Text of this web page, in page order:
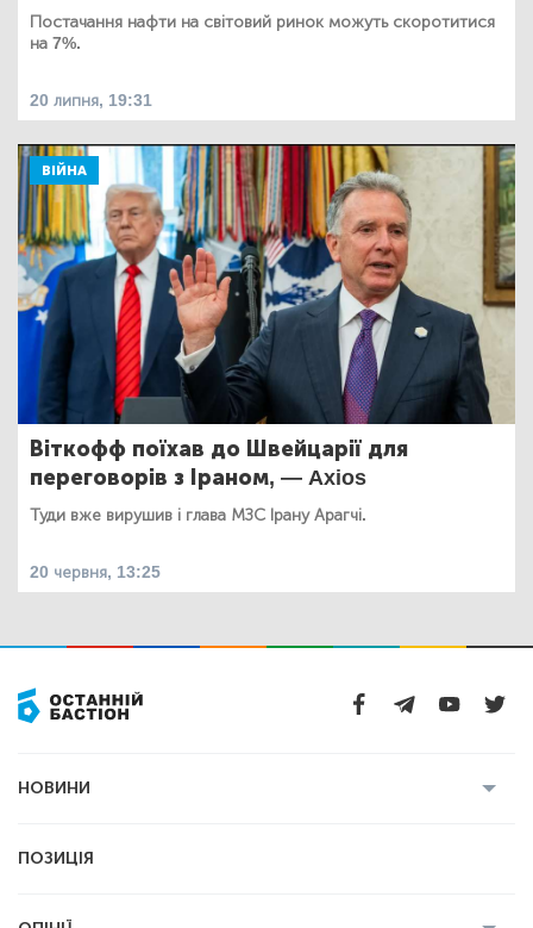
Постачання нафти на світовий ринок можуть скоротитися
на 7%.
20 липня, 19:31
ВІЙНА
Віткофф поїхав до Швейцарії для
переговорів з Іраном, — Axios
Туди вже вирушив і глава МЗС Ірану Арагчі.
20 червня, 13:25
НОВИНИ
ПОЗИЦІЯ